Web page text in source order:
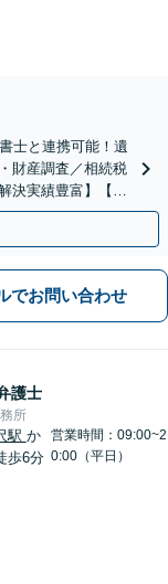
士と連携可能！遺
財産調査／相続税
決実績豊富】【電
でお問い合わせ
護士
所
駅 か
歩6分
営業時間：09:00~2
0:00（平日）